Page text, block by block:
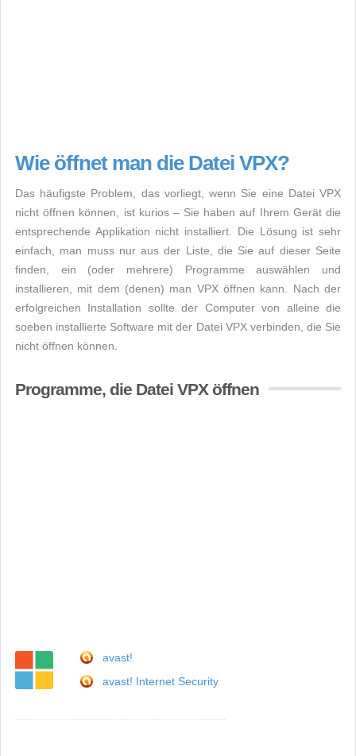
Wie öffnet man die Datei VPX?
Das häufigste Problem, das vorliegt, wenn Sie eine Datei VPX
nicht öffnen können, ist kurios – Sie haben auf Ihrem Gerät die
entsprechende Applikation nicht installiert. Die Lösung ist sehr
einfach, man muss nur aus der Liste, die Sie auf dieser Seite
finden, ein (oder mehrere) Programme auswählen und
installieren, mit dem (denen) man VPX öffnen kann. Nach der
erfolgreichen Installation sollte der Computer von alleine die
soeben installierte Software mit der Datei VPX verbinden, die Sie
nicht öffnen können.
Programme, die Datei VPX öffnen
avast!
avast! Internet Security